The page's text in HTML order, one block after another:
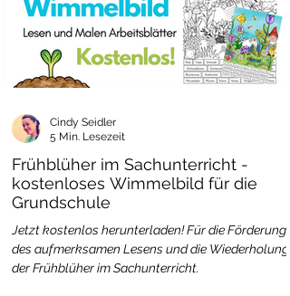
Frühblüher im Sachunterricht -
kostenloses Wimmelbild für die
Grundschule
Jetzt kostenlos herunterladen! Für die Förderung
des aufmerksamen Lesens und die Wiederholung
der Frühblüher im Sachunterricht.
Cindy Seidler
5 Min. Lesezeit